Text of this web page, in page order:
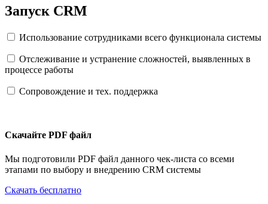
Запуск CRM
Использование сотрудниками всего функционала системы
Отслеживание и устранение сложностей, выявленных в
процессе работы
Сопровождение и тех. поддержка
Скачайте PDF файл
Мы подготовили PDF файл данного чек-листа со всеми
этапами по выбору и внедрению CRM системы
Скачать бесплатно